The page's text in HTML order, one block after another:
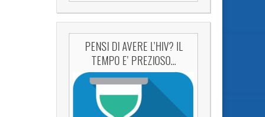
PENSI DI AVERE L’HIV? IL
TEMPO E’ PREZIOSO…